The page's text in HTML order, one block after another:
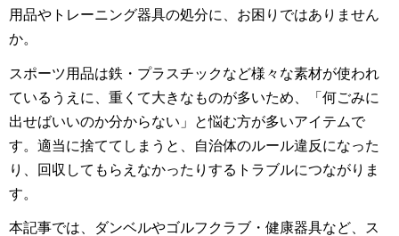
用品やトレーニング器具の処分に、お困りではありません
か。
スポーツ用品は鉄・プラスチックなど様々な素材が使われ
ているうえに、重くて大きなものが多いため、「何ごみに
出せばいいのか分からない」と悩む方が多いアイテムで
す。適当に捨ててしまうと、自治体のルール違反になった
り、回収してもらえなかったりするトラブルにつながりま
す。
本記事では、ダンベルやゴルフクラブ・健康器具など、ス